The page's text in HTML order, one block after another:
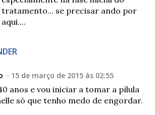
tratamento... se precisar ando por
aqui....
15 de março de 2015 às 02:55
anos e vou iniciar a tomar a pílula
só que tenho medo de engordar.